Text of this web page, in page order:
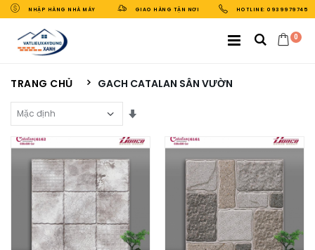
NHẬP HÀNG NHÀ MÁY GIAO HÀNG TẬN NƠI HOTLINE: 0939979745
0
TRANG CHỦ GACH CATALAN SÂN VƯỜN
Sắp Xếp Theo